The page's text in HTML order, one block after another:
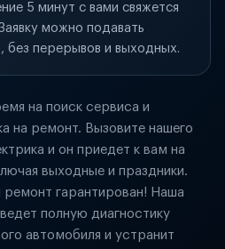
5 минут с вами свяжется
можно подавать
без перерывов и выходных.
на поиск сервиса и
на ремонт. Вызовите нашего
и он приедет к вам на
выходные и праздники.
ремонт гарантирован! Наша
полную диагностику
автомобиля и устранит